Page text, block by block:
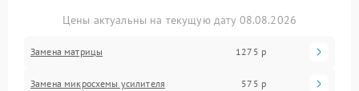
Цены актуальны на текущую дату 08.08.2026
Замена матрицы 1275 р
Замена микросхемы усилителя 575 р